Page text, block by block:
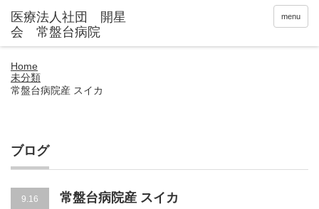
menu
Home
未分類
常盤台病院産 スイカ
ブログ
9.16
常盤台病院産 スイカ